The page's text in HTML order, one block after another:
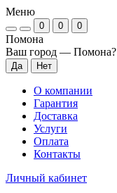
Меню
0 0 0
Помона
Ваш город — Помона?
О компании
Гарантия
Доставка
Услуги
Оплата
Контакты
Личный кабинет